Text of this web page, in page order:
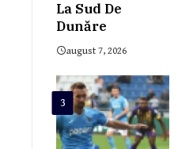
La Sud De
Dunăre
august 7, 2026
3